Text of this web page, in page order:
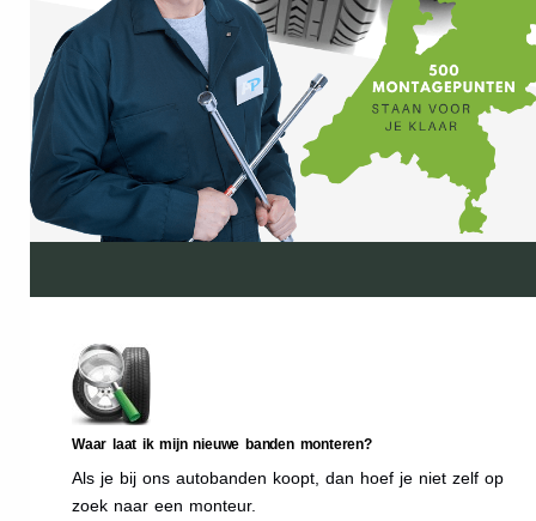
Waar laat ik mijn nieuwe banden monteren?
Als je bij ons autobanden koopt, dan hoef je niet zelf op
zoek naar een monteur.